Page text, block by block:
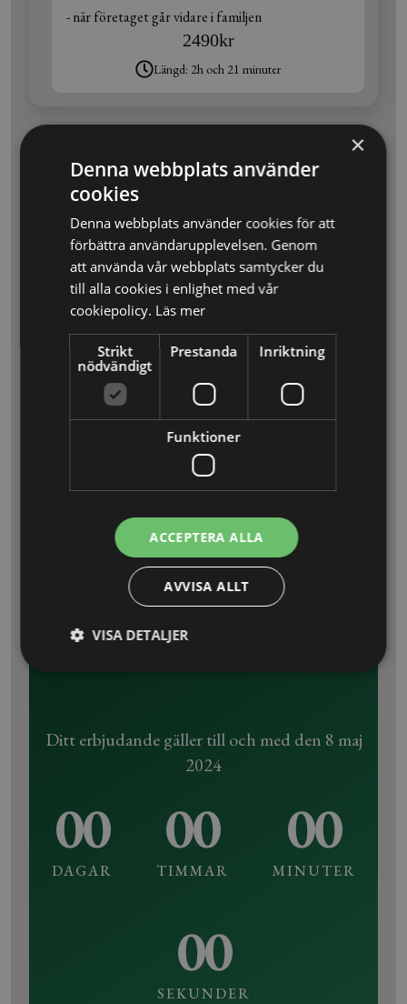
- när företaget går vidare i familjen
2490kr
Längd: 2h och 21 minuter
Ditt kampanjpris:
Per månad Per år
Ordinarie pris: 1 570 SEK/månad
1 250
SEK / månad
8 timmar juridisk
ärendehantering
4 kurser kring aktieägaravtal
3 ytterligare valfria digitala
juridiska utbildningar
Avstämningsmöten med dina
jurister
Juridiskt uppstartsmöte med
Ditt erbjudande gäller till och med den 8 maj
2024
00
DAGAR
00
TIMMAR
00
MINUTER
00
SEKUNDER
×
Denna webbplats använder
cookies
Denna webbplats använder cookies för att
förbättra användarupplevelsen. Genom
att använda vår webbplats samtycker du
till alla cookies i enlighet med vår
cookiepolicy. Läs mer
Strikt
nödvändigt
Prestanda Inriktning
Funktioner
ACCEPTERA ALLA
AVVISA ALLT
VISA DETALJER